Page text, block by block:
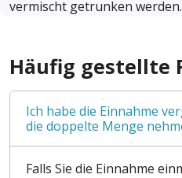
vermischt getrunken werden.
Häufig gestellte
Ich habe die Einnahme
die doppelte Menge
Falls Sie die Einnahme